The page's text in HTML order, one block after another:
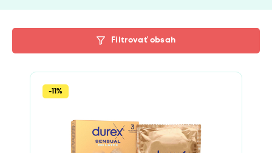
Filtrovať obsah
-11%